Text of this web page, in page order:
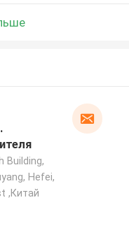
Building,
Hefei,
,Китай